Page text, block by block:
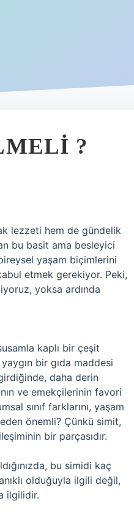
?
lezzeti hem de gündelik
bu basit ama besleyici
yaşam biçimlerini
etmek gerekiyor. Peki,
yoksa ardında
kaplı bir çeşit
bir gıda maddesi
daha derin
ve emekçilerinin favori
sınıf farklarını, yaşam
önemli? Çünkü simit,
bir parçasıdır.
bu simidi kaç
olduğuyla ilgili değil,
ilgilidir.